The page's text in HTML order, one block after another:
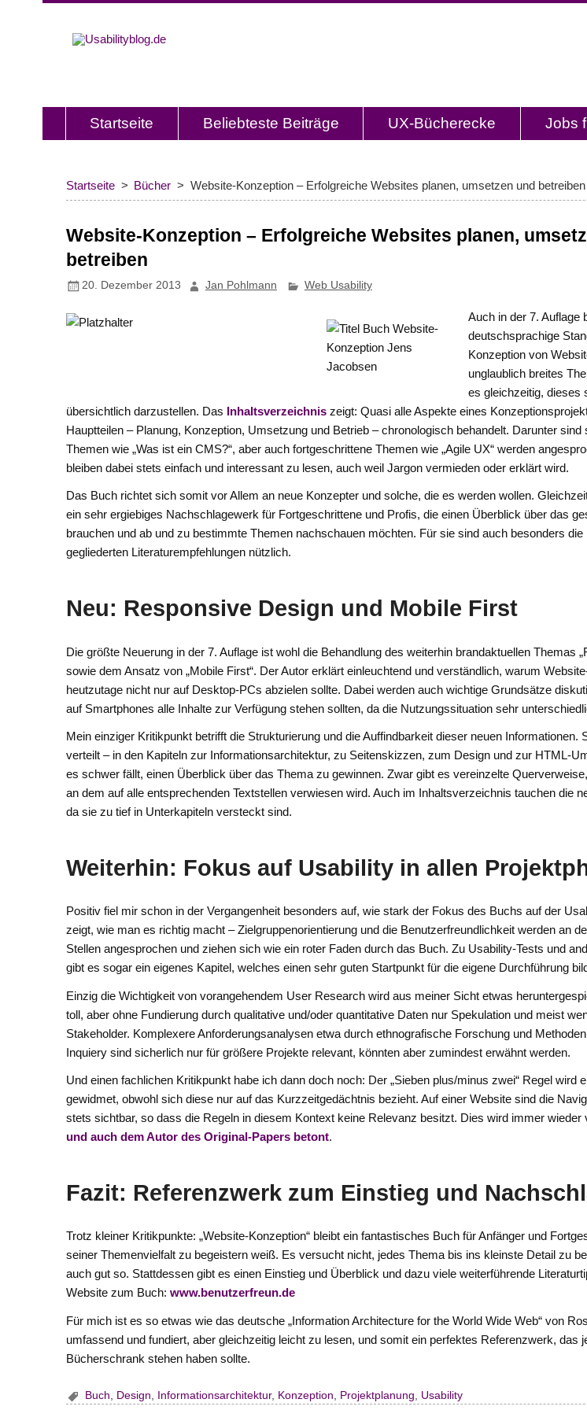
Usabilityblog ist ein Wissensportal mit Studien,
Startseite Beliebteste Beiträge UX-Bücherecke Jobs
Startseite Bücher Website-Konzeption – Erfolgreiche Websites planen, umsetzen und betreiben
Website-Konzeption – Erfolgreiche Websites planen,
betreiben
20. Dezember 2013 Jan Pohlmann Web Usability
Auch in der 7. Auflage
deutschsprachige
Konzeption von
unglaublich breites
es gleichzeitig, dieses
übersichtlich darzustellen. Das Inhaltsverzeichnis zeigt: Quasi alle Aspekte eines
Hauptteilen – Planung, Konzeption, Umsetzung und Betrieb – chronologisch behandelt. Darunter sind
Themen wie „Was ist ein CMS?“, aber auch fortgeschrittene Themen wie „Agile UX“ werden
bleiben dabei stets einfach und interessant zu lesen, auch weil Jargon vermieden oder erklärt wird.
Das Buch richtet sich somit vor Allem an neue Konzepter und solche, die es werden wollen.
ein sehr ergiebiges Nachschlagewerk für Fortgeschrittene und Profis, die einen Überblick über das
brauchen und ab und zu bestimmte Themen nachschauen möchten. Für sie sind auch besonders die
gegliederten Literaturempfehlungen nützlich.
Neu: Responsive Design und Mobile First
Die größte Neuerung in der 7. Auflage ist wohl die Behandlung des weiterhin brandaktuellen Themas
sowie dem Ansatz von „Mobile First“. Der Autor erklärt einleuchtend und verständlich, warum
heutzutage nicht nur auf Desktop-PCs abzielen sollte. Dabei werden auch wichtige Grundsätze
auf Smartphones alle Inhalte zur Verfügung stehen sollten, da die Nutzungssituation sehr
Mein einziger Kritikpunkt betrifft die Strukturierung und die Auffindbarkeit dieser neuen Informationen.
verteilt – in den Kapiteln zur Informationsarchitektur, zu Seitenskizzen, zum Design und zur HTML-
es schwer fällt, einen Überblick über das Thema zu gewinnen. Zwar gibt es vereinzelte
an dem auf alle entsprechenden Textstellen verwiesen wird. Auch im Inhaltsverzeichnis tauchen die
da sie zu tief in Unterkapiteln versteckt sind.
Weiterhin: Fokus auf Usability in allen
Positiv fiel mir schon in der Vergangenheit besonders auf, wie stark der Fokus des Buchs auf der
zeigt, wie man es richtig macht – Zielgruppenorientierung und die Benutzerfreundlichkeit werden an
Stellen angesprochen und ziehen sich wie ein roter Faden durch das Buch. Zu Usability-Tests und
gibt es sogar ein eigenes Kapitel, welches einen sehr guten Startpunkt für die eigene Durchführung
Einzig die Wichtigkeit von vorangehendem User Research wird aus meiner Sicht etwas
toll, aber ohne Fundierung durch qualitative und/oder quantitative Daten nur Spekulation und meist
Stakeholder. Komplexere Anforderungsanalysen etwa durch ethnografische Forschung und
Inquiery sind sicherlich nur für größere Projekte relevant, könnten aber zumindest erwähnt werden.
Und einen fachlichen Kritikpunkt habe ich dann doch noch: Der „Sieben plus/minus zwei“ Regel wird
gewidmet, obwohl sich diese nur auf das Kurzzeitgedächtnis bezieht. Auf einer Website sind die
stets sichtbar, so dass die Regeln in diesem Kontext keine Relevanz besitzt. Dies wird immer
und auch dem Autor des Original-Papers betont.
Fazit: Referenzwerk zum Einstieg und
Trotz kleiner Kritikpunkte: „Website-Konzeption“ bleibt ein fantastisches Buch für Anfänger und
seiner Themenvielfalt zu begeistern weiß. Es versucht nicht, jedes Thema bis ins kleinste Detail zu
auch gut so. Stattdessen gibt es einen Einstieg und Überblick und dazu viele weiterführende
Website zum Buch:www.benutzerfreun.de
Für mich ist es so etwas wie das deutsche „Information Architecture for the World Wide Web“ von
umfassend und fundiert, aber gleichzeitig leicht zu lesen, und somit ein perfektes Referenzwerk, das
Bücherschrank stehen haben sollte.
Buch Design Informationsarchitektur, Konzeption Projektplanung Usability